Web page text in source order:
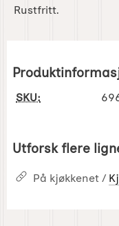
Rustfritt.
SKU:
Utforsk flere
På kjøkkenet /